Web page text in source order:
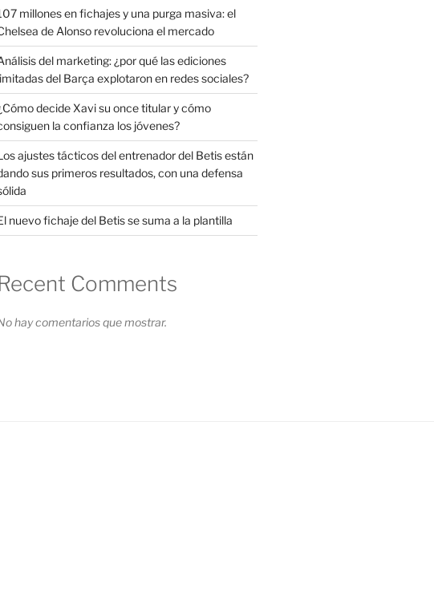
millones en fichajes y una purga masiva: el
de Alonso revoluciona el mercado
del marketing: ¿por qué las ediciones
del Barça explotaron en redes sociales?
decide Xavi su once titular y cómo
la confianza los jóvenes?
ajustes tácticos del entrenador del Betis están
sus primeros resultados, con una defensa
nuevo fichaje del Betis se suma a la plantilla
Comments
hay comentarios que mostrar.